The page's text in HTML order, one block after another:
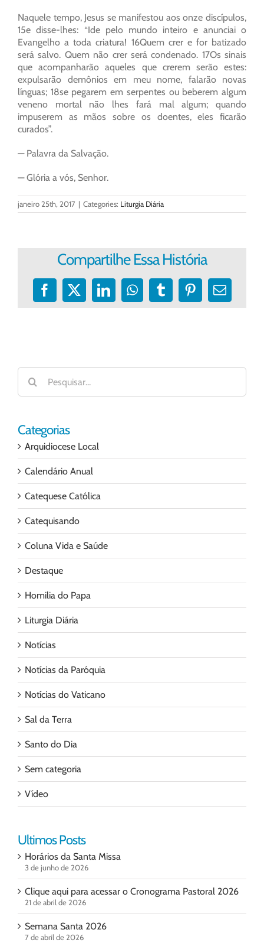
Naquele tempo, Jesus se manifestou aos onze discípulos,
15e disse-lhes: “Ide pelo mundo inteiro e anunciai o
Evangelho a toda criatura! 16Quem crer e for batizado
será salvo. Quem não crer será condenado. 17Os sinais
que acompanharão aqueles que crerem serão estes:
expulsarão demônios em meu nome, falarão novas
línguas; 18se pegarem em serpentes ou beberem algum
veneno mortal não lhes fará mal algum; quando
impuserem as mãos sobre os doentes, eles ficarão
curados”.
— Palavra da Salvação.
— Glória a vós, Senhor.
janeiro 25th, 2017 | Categories: Liturgia Diária
Compartilhe Essa História
Facebook
X LinkedInWhatsApp
TumblrPinterest
E-
Buscar
resultados
para:
Categorias
Arquidiocese Local
Calendário Anual
Catequese Católica
Catequisando
Coluna Vida e Saúde
Destaque
Homilia do Papa
Liturgia Diária
Notícias
Notícias da Paróquia
Notícias do Vaticano
Sal da Terra
Santo do Dia
Sem categoria
Vídeo
Ultimos Posts
Horários da Santa Missa
3 de junho de 2026
Clique aqui para acessar o Cronograma Pastoral 2026
21 de abril de 2026
Semana Santa 2026
7 de abril de 2026